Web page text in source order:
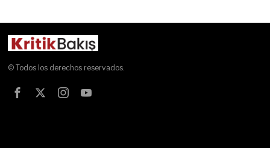
© Todos los derechos reservados.